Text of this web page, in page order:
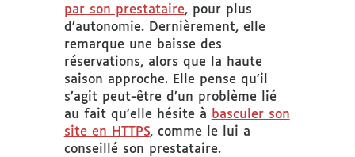
par son prestataire, pour plus
d’autonomie. Dernièrement, elle
remarque une baisse des
réservations, alors que la haute
saison approche. Elle pense qu’il
s’agit peut-être d’un problème lié
au fait qu’elle hésite à basculer son
site en HTTPS, comme le lui a
conseillé son prestataire.